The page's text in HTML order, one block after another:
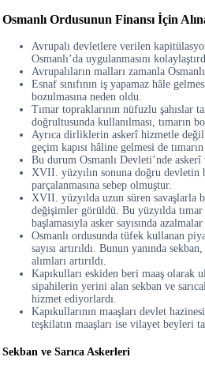
Osmanlı Ordusunun Finansı İçin
Avrupalı devletlere verilen
Osmanlı’da uygulanmasını
Avrupalıların malları zamanla
Esnaf sınıfının iş yapamaz hâle
bozulmasına neden oldu.
Tımar topraklarının nüfuzlu şahıslar
doğrultusunda kullanılması, tımarın
Ayrıca dirliklerin askerî hizmetle
geçim kapısı hâline gelmesi de tımarın
Bu durum Osmanlı Devleti’nde askerî
XVII. yüzyılın sonuna doğru
parçalanmasına sebep olmuştur.
XVII. yüzyılda uzun süren savaşlarla
değişimler görüldü. Bu yüzyılda
başlamasıyla asker sayısında azalmalar
Osmanlı ordusunda tüfek kullanan
sayısı artırıldı. Bunun yanında
alımları artırıldı.
Kapıkulları eskiden beri maaş olarak
sipahilerin yerini alan sekban ve
hizmet ediyorlardı.
Kapıkullarının maaşları devlet
teşkilatın maaşları ise vilayet beyleri
Sekban ve Sarıca Askerleri